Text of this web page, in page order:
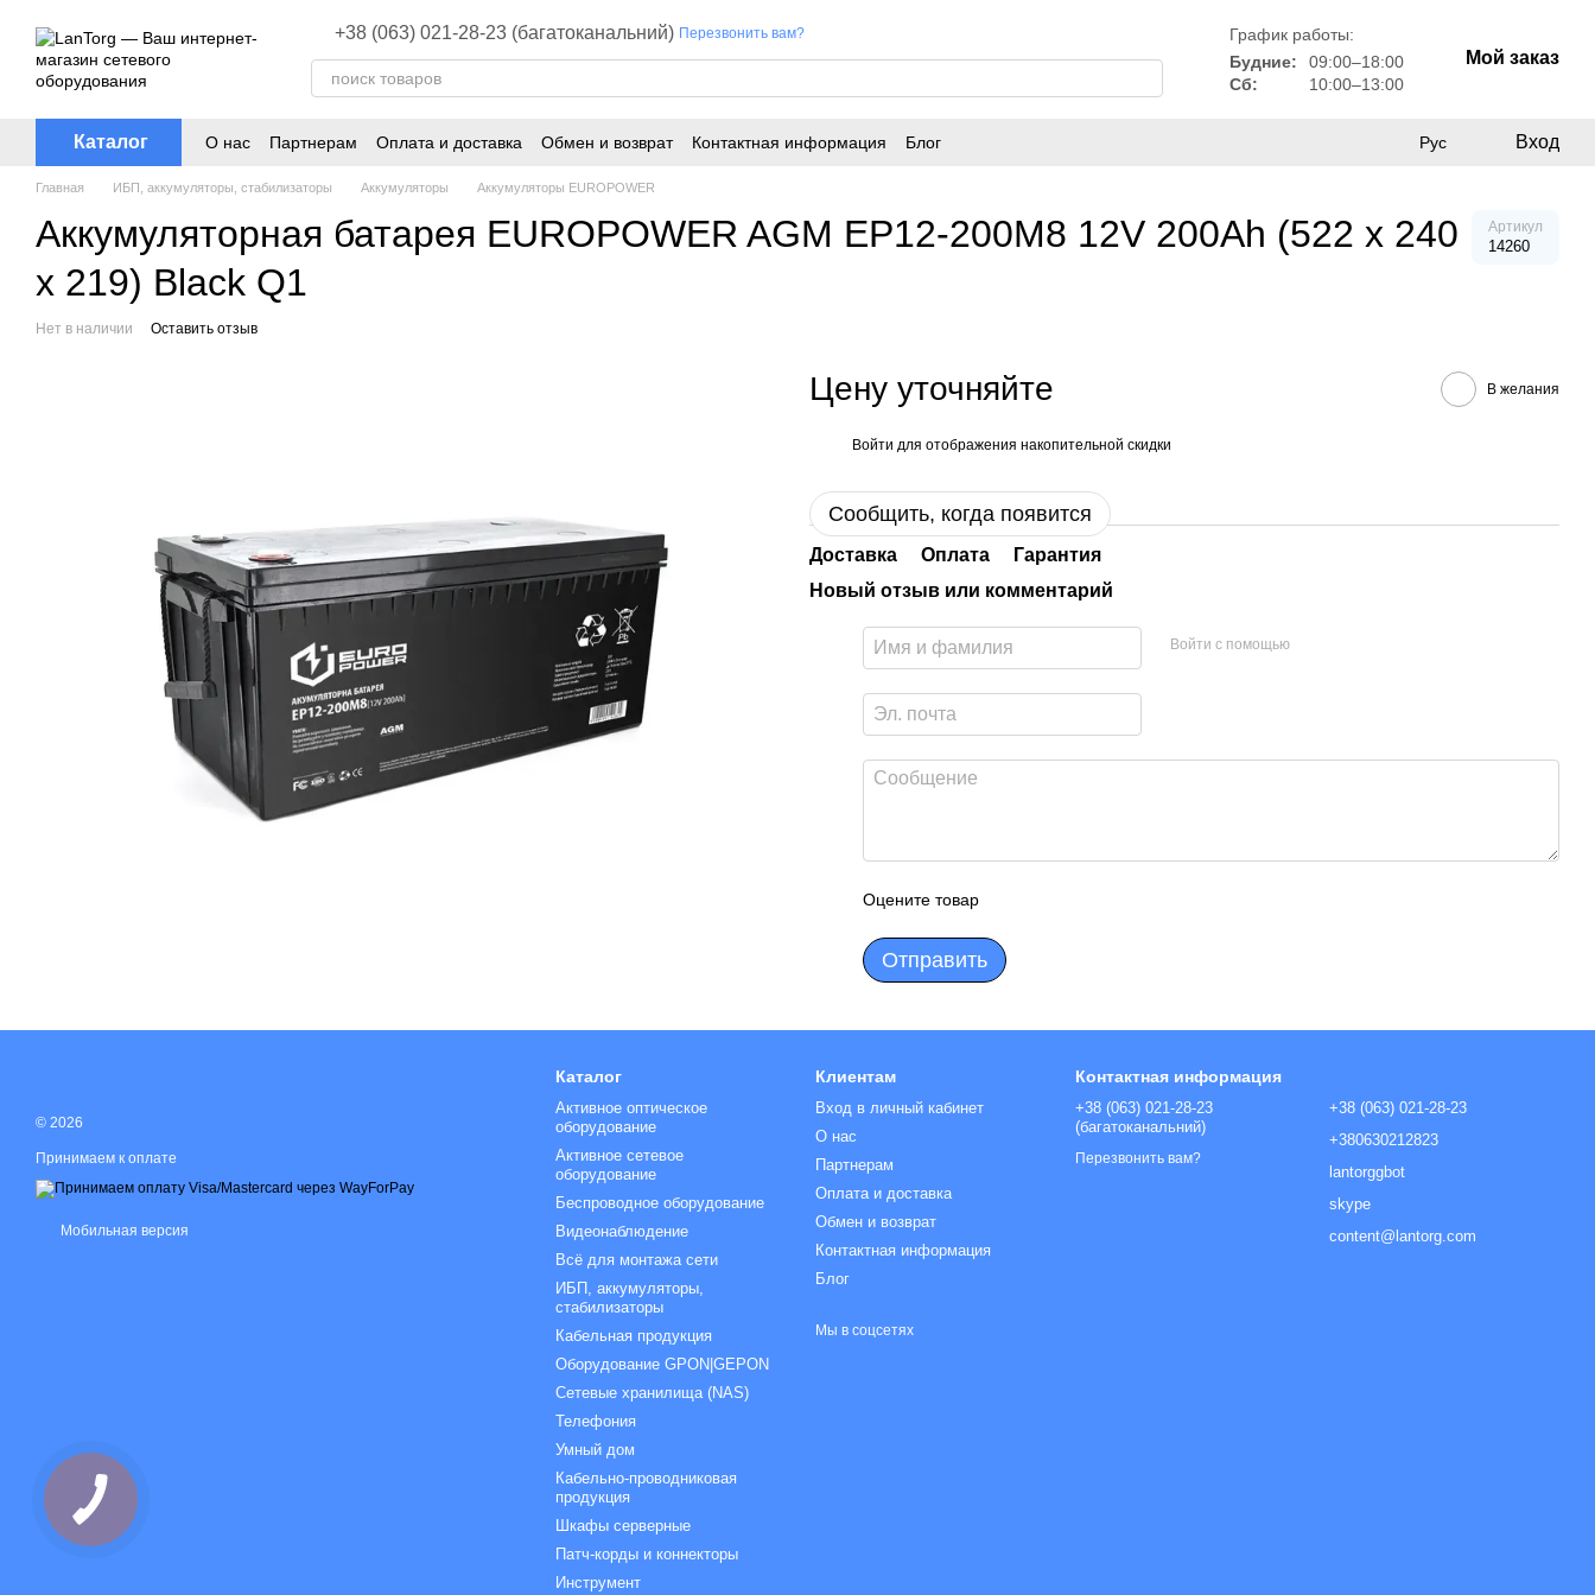
+38 (063) 021-28-23 (багатоканальний) Перезвонить вам?
График работы:
Будние:
09:00–18:00
Сб:
10:00–13:00
Мой заказ
Каталог О нас Партнерам Оплата и доставка Обмен и возврат Контактная информация Блог Рус Вход
Главная ИБП, аккумуляторы, стабилизаторы Аккумуляторы Аккумуляторы EUROPOWER
Аккумуляторная батарея EUROPOWER AGM EP12-200M8 12V 200Ah (522 x 240
x 219) Black Q1
Артикул
14260
Нет в наличии Оставить отзыв
Цену уточняйте В желания
Войти для отображения накопительной скидки
Сообщить, когда появится
Доставка Оплата
Гарантия
Новый отзыв или комментарий
Войти с помощью
Оцените товар
Отправить
© 2026
Принимаем к оплате
Мобильная версия
Каталог
Активное оптическое
оборудование
Активное сетевое
оборудование
Беспроводное оборудование
Видеонаблюдение
Всё для монтажа сети
ИБП, аккумуляторы,
стабилизаторы
Кабельная продукция
Оборудование GPON|GEPON
Сетевые хранилища (NAS)
Телефония
Умный дом
Кабельно-проводниковая
продукция
Шкафы серверные
Патч-корды и коннекторы
Инструмент
Клиентам
Вход в личный кабинет
О нас
Партнерам
Оплата и доставка
Обмен и возврат
Контактная информация
Блог
Мы в соцсетях
Контактная информация
+38 (063) 021-28-23
(багатоканальний)
Перезвонить вам?
+38 (063) 021-28-23
+380630212823
lantorggbot
skype
content@lantorg.com